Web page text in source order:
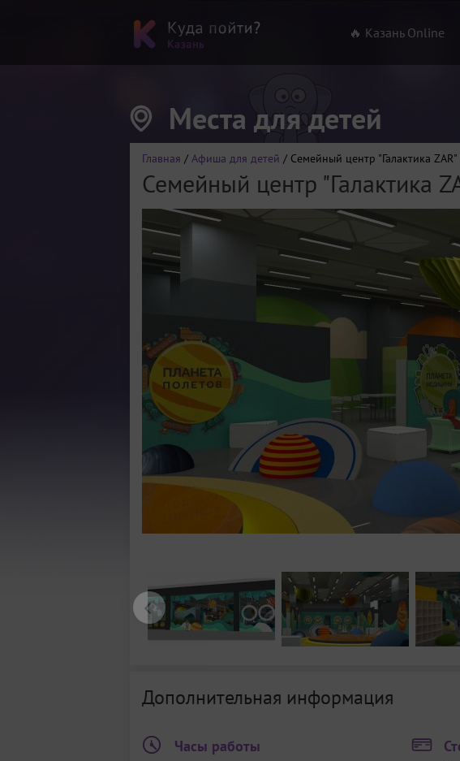
🔥 Казань Online
Места для детей
Главная / Афиша для детей / Семейный центр "Галактика ZAR"
Семейный центр "Галактика
Дополнительная информация
Часы работы